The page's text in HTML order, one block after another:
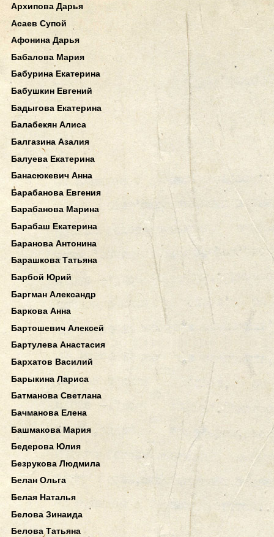
Архипова Дарья
Асаев Супой
Афонина Дарья
Бабалова Мария
Бабурина Екатерина
Бабушкин Евгений
Бадыгова Екатерина
Балабекян Алиса
Балгазина Азалия
Балуева Екатерина
Банасюкевич Анна
Барабанова Евгения
Барабанова Марина
Барабаш Екатерина
Баранова Антонина
Барашкова Татьяна
Барбой Юрий
Баргман Александр
Баркова Анна
Бартошевич Алексей
Бартулева Анастасия
Бархатов Василий
Барыкина Лариса
Батманова Светлана
Бачманова Елена
Башмакова Мария
Бедерова Юлия
Безрукова Людмила
Белан Ольга
Белая Наталья
Белова Зинаида
Белова Татьяна